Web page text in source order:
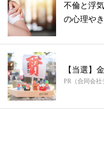
不倫と浮
の心理や
【当選】
PR（合同会社